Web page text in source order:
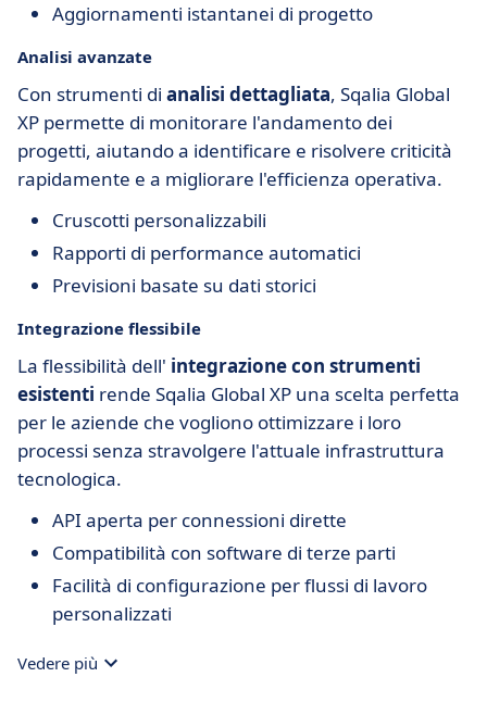
Aggiornamenti istantanei di progetto
Analisi avanzate
Con strumenti di analisi dettagliata, Sqalia Global
XP permette di monitorare l'andamento dei
progetti, aiutando a identificare e risolvere criticità
rapidamente e a migliorare l'efficienza operativa.
Cruscotti personalizzabili
Rapporti di performance automatici
Previsioni basate su dati storici
Integrazione flessibile
La flessibilità dell' integrazione con strumenti
esistenti rende Sqalia Global XP una scelta perfetta
per le aziende che vogliono ottimizzare i loro
processi senza stravolgere l'attuale infrastruttura
tecnologica.
API aperta per connessioni dirette
Compatibilità con software di terze parti
Facilità di configurazione per flussi di lavoro
personalizzati
Vedere più